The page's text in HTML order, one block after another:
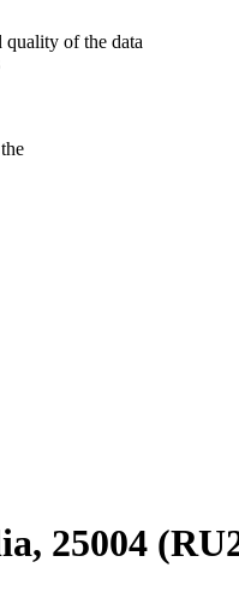
quality of the data
25004